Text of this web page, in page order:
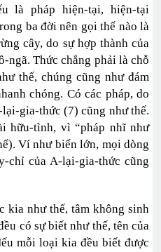
là pháp hiện-tại, hiện-tại
ba đời nên gọi thế nào là
cây, do sự hợp thành của
ngã. Thức chẳng phải là chỗ
thế, chúng cũng như đám
chóng. Có các pháp, do
gia-thức (7) cũng như thế.
hữu-tình, vì “pháp nhĩ như
Ví như biển lớn, mọi dòng
chỉ của A-lại-gia-thức cũng
kia như thế, tâm không sinh
có sự biết như thế, tên của
mỗi loại kia đều biết được